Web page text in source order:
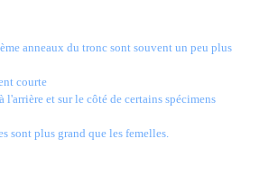
anneaux du tronc sont souvent un peu plus
courte
l'arrière et sur le côté de certains spécimens
sont plus grand que les femelles.